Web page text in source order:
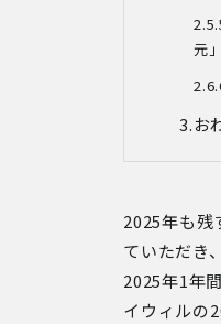
元
お
2025年も残
ていただき
2025年1年
イウィルの